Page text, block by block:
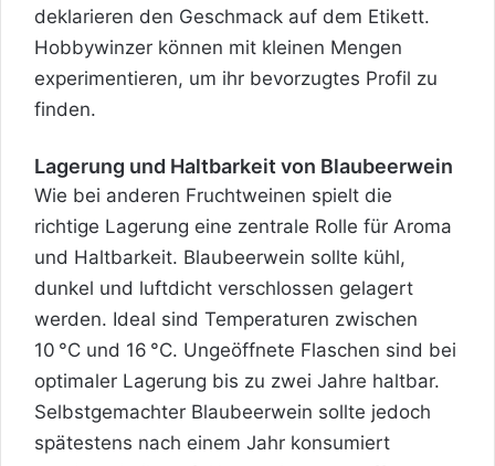
deklarieren den Geschmack auf dem Etikett.
Hobbywinzer können mit kleinen Mengen
experimentieren, um ihr bevorzugtes Profil zu
finden.
Lagerung und Haltbarkeit von Blaubeerwein
Wie bei anderen Fruchtweinen spielt die
richtige Lagerung eine zentrale Rolle für Aroma
und Haltbarkeit. Blaubeerwein sollte kühl,
dunkel und luftdicht verschlossen gelagert
werden. Ideal sind Temperaturen zwischen
10 °C und 16 °C. Ungeöffnete Flaschen sind bei
optimaler Lagerung bis zu zwei Jahre haltbar.
Selbstgemachter Blaubeerwein sollte jedoch
spätestens nach einem Jahr konsumiert